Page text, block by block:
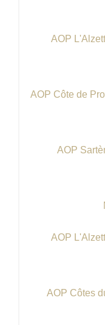
AOP
AOP Côte de
AOP
AOP
AOP Côtes